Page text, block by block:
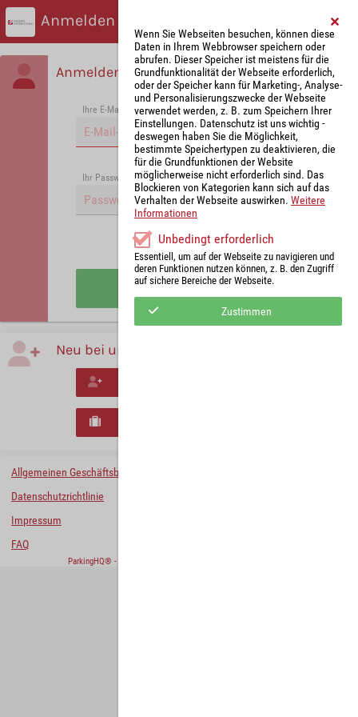
Anmelden
Anmelden
Ihre E-Mail-Adresse *
Passwort vergessen?
Ihr Passwort *
Angemeldet bleiben
Anmelden
Neu bei uns?
Allgemeinen Geschäftsbedingungen
Datenschutzrichtlinie
Impressum
FAQ
ParkingHQ® - eine Lösung von
Wenn Sie Webseiten besuchen, können diese
Daten in Ihrem Webbrowser speichern oder
abrufen. Dieser Speicher ist meistens für die
Grundfunktionalität der Webseite erforderlich,
oder der Speicher kann für Marketing-, Analyse-
und Personalisierungszwecke der Webseite
verwendet werden, z. B. zum Speichern Ihrer
Einstellungen. Datenschutz ist uns wichtig -
deswegen haben Sie die Möglichkeit,
bestimmte Speichertypen zu deaktivieren, die
für die Grundfunktionen der Website
möglicherweise nicht erforderlich sind. Das
Blockieren von Kategorien kann sich auf das
Verhalten der Webseite auswirken. Weitere
Informationen
Unbedingt erforderlich
Essentiell, um auf der Webseite zu navigieren und
deren Funktionen nutzen können, z. B. den Zugriff
auf sichere Bereiche der Webseite.
Zustimmen